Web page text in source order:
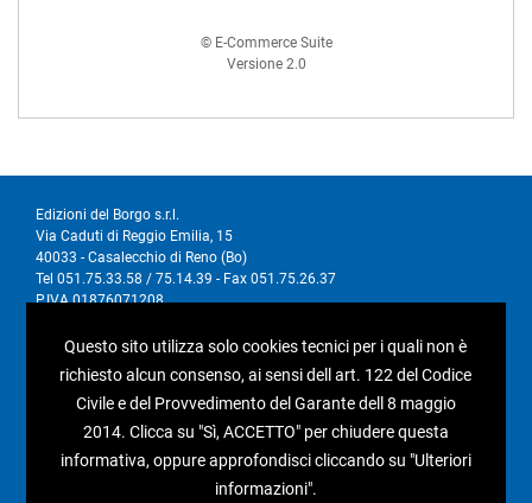
© E-Commerce Suite
Versione 2.0
Edizioni del Borgo s.r.l.
Via Caduti di Reggio Emilia, 15
40033 - Casalecchio di Reno (Bo)
Tel 051.75.33.58 / 75.14.39 - Fax 051.75.26.37
P.IVA 01876071208
I nostri social
Condizioni generali di vendita
Questo sito utilizza solo cookies tecnici per i quali non è
richiesto alcun consenso, ai sensi dell art. 122 del Codice
Civile e del Provvedimento del Garante dell 8 maggio
2014. Clicca su "Sì, ACCETTO" per chiudere questa
informativa, oppure approfondisci cliccando su "Ulteriori
informazioni".